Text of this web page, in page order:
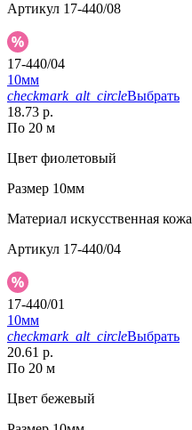
Артикул 17-440/08
17-440/04
10мм
checkmark_alt_circleВыбрать
18.73 р.
По 20 м
Цвет фиолетовый
Размер 10мм
Материал искусственная кожа
Артикул 17-440/04
17-440/01
10мм
checkmark_alt_circleВыбрать
20.61 р.
По 20 м
Цвет бежевый